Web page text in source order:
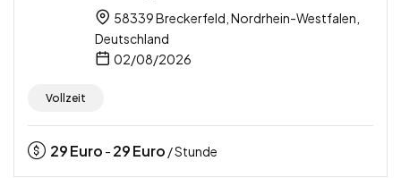
58339 Breckerfeld, Nordrhein-Westfalen,
Deutschland
02/08/2026
Vollzeit
29Euro - 29Euro / Stunde